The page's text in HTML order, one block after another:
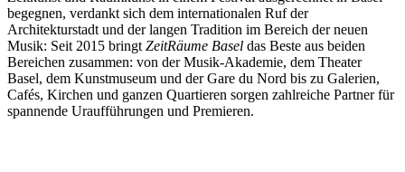
begegnen, verdankt sich dem internationalen Ruf der
Architekturstadt und der langen Tradition im Bereich der neuen
Musik: Seit 2015 bringt ZeitRäume Basel das Beste aus beiden
Bereichen zusammen: von der Musik-Akademie, dem Theater
Basel, dem Kunstmuseum und der Gare du Nord bis zu Galerien,
Cafés, Kirchen und ganzen Quartieren sorgen zahlreiche Partner für
spannende Uraufführungen und Premieren.